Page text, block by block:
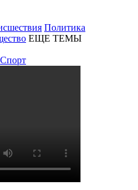
Политика
ЕЩЕ ТЕМЫ
Спорт